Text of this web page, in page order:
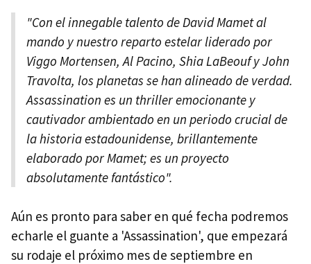
"Con el innegable talento de David Mamet al
mando y nuestro reparto estelar liderado por
Viggo Mortensen, Al Pacino, Shia LaBeouf y John
Travolta, los planetas se han alineado de verdad.
Assassination es un thriller emocionante y
cautivador ambientado en un periodo crucial de
la historia estadounidense, brillantemente
elaborado por Mamet; es un proyecto
absolutamente fantástico".
Aún es pronto para saber en qué fecha podremos
echarle el guante a 'Assassination', que empezará
su rodaje el próximo mes de septiembre en